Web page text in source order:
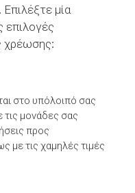
μία
επιλογές
χρέωσης:
στο υπόλοιπό σας
μονάδες σας
προς
με τις χαμηλές τιμές